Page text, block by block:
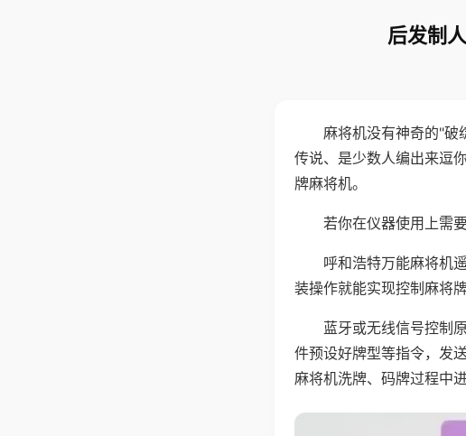
后发制
麻将机没有神奇的"破
传说、是少数人编出来逗
牌麻将机。
若你在仪器使用上需
呼和浩特万能麻将机
装操作就能实现控制麻将
蓝牙或无线信号控制
件预设好牌型等指令，发
麻将机洗牌、码牌过程中